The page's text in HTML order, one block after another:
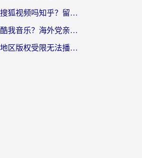
海外可以看搜狐视频吗知乎？留学生亲测有效的回国加速器选择指南
国外怎么用酷我音乐？海外党亲测有效的回国加速方案，附千千音乐中文歌收听指南
爱奇艺当前地区版权受限无法播放？海外党追剧看电影的终极解决方案来了